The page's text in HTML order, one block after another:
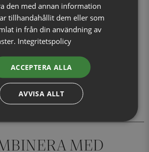
713222821
100% siden
7350171069478
Marinblå
MED
den med annan information
tillhandahållit dem eller som
in från din användning av
Integritetspolicy
ACCEPTERA ALLA
AVVISA ALLT